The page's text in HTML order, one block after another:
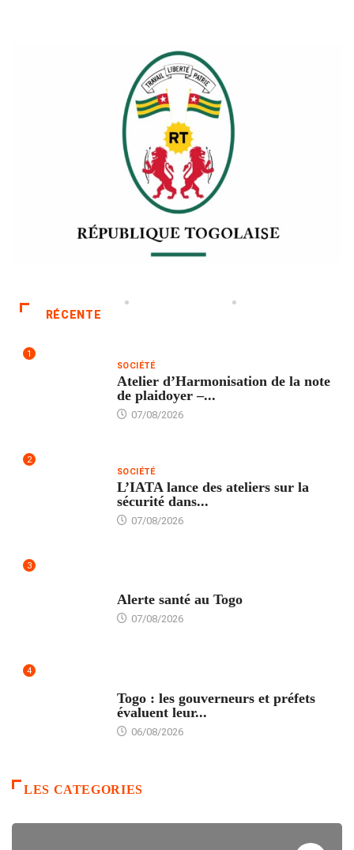
RÉCENTE
1
SOCIÉTÉ
Atelier d’Harmonisation de la note
de plaidoyer –...
07/08/2026
2
SOCIÉTÉ
L’IATA lance des ateliers sur la
sécurité dans...
07/08/2026
3
Alerte santé au Togo
07/08/2026
4
Togo : les gouverneurs et préfets
évaluent leur...
06/08/2026
LES CATEGORIES